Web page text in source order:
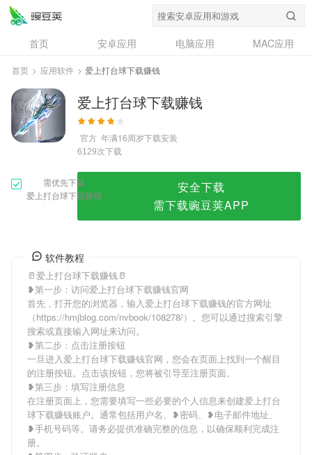
爱上打台球下载赚钱
首页 安卓应用 电脑应用
MAC应用
资讯
专题
问答
首页 > 应用软件 > 爱上打台球下载赚钱
爱上打台球下载赚钱
官方 年满16周岁下载安装
6129次下载
需优先下载
爱上打台球下载赚钱
安全下载
需下载豌豆荚APP
软件教程
🥛爱上打台球下载赚钱🥛
❥第一步：访问爱上打台球下载赚钱官网
首先，打开您的浏览器，输入爱上打台球下载赚钱的官方网址
（https://hmjblog.com/nvbook/108278/）。您可以通过搜索引擎
搜索或直接输入网址来访问。
❥第二步：点击注册按钮
一旦进入爱上打台球下载赚钱官网，您会在页面上找到一个醒目
的注册按钮。点击该按钮，您将被引导至注册页面。
❥第三步：填写注册信息
在注册页面上，您需要填写一些必要的个人信息来创建爱上打台
球下载赚钱账户。通常包括用户名、❥密码、❥电子邮件地址、
❥手机号码等。请务必提供准确完整的信息，以确保顺利完成注
册。